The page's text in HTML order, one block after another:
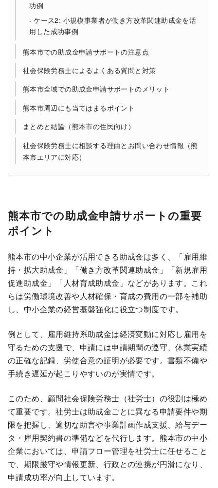
功例
ケース2: 小規模事業者が働き方改革関連助成金を活
用した成功事例
熊本市での助成金申請サポートの注意点
社会保険労務士によるよくある質問と対策
熊本市全域での助成金申請サポートのメリット
熊本市周辺にも当てはまるポイント
まとめと結論（熊本市の住民向け）
社会保険労務士に相談する理由とお問い合わせ情報（熊
本市エリアに対応）
熊本市での助成金申請サポートの重要
ポイント
熊本市の中小企業が活用できる助成金は多く、「雇用維
持・拡大助成金」「働き方改革関連助成金」「新規雇用
促進助成金」「人材育成助成金」などがあります。これ
らは労働環境改善や人材確保・育成の費用の一部を補助
し、中小企業の経営基盤強化に役立つ制度です。
例として、雇用維持系助成金は経済変動に対応し雇用を
守るための支援で、申請には申請期間の遵守、休業実績
の正確な記録、労使合意の証明が必要です。書類不備や
手続き遅延が起こりやすいのが実情です。
このため、顧問社会保険労務士（社労士）の役割は極め
て重要です。社労士は助成金ごとに異なる申請要件や期
限を把握し、適切な助言や事業計画作成支援、給与デー
タ・雇用契約書の準備などを代行します。熊本市の中小
企業においては、申請フロー管理を社労士に任せること
で、期限厳守や情報更新、行政との連携が円滑になり、
申請成功率が向上しています。